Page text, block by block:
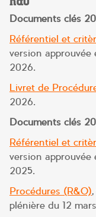
Documents clés
Référentiel et
version approuvée
2026.
Livret de
2026.
Documents clés
Référentiel et
version approuvée
2025.
Procédures (R&O)
plénière du 12